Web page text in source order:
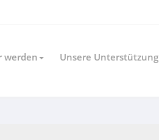
werden Unsere Unterstützung